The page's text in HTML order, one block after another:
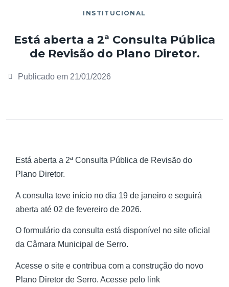
INSTITUCIONAL
Está aberta a 2ª Consulta Pública
de Revisão do Plano Diretor.
Publicado em 21/01/2026
Está aberta a 2ª Consulta Pública de Revisão do
Plano Diretor.
A consulta teve início no dia 19 de janeiro e seguirá
aberta até 02 de fevereiro de 2026.
O formulário da consulta está disponível no site oficial
da Câmara Municipal de Serro.
Acesse o site e contribua com a construção do novo
Plano Diretor de Serro. Acesse pelo link